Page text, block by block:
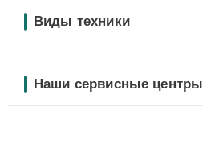
Виды техники
Наши сервисные центры